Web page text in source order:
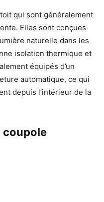
qui sont généralement
Elles sont conçues
naturelle dans les
isolation thermique et
équipés d’un
automatique, ce qui
depuis l’intérieur de la
coupole